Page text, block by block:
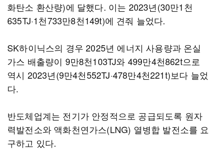
화탄소 환산량)에 달했다. 이는 2023년(30만1천
635TJ·1천733만8천149t)에 견줘 늘었다.
SK하이닉스의 경우 2025년 에너지 사용량과 온실
가스 배출량이 9만8천103TJ와 499만4천862t으로
역시 2023년(9만4천552TJ·478만4천221t)보다 늘었
다.
반도체업계는 전기가 안정적으로 공급되도록 원자
력발전소와 액화천연가스(LNG) 열병합 발전소를 요
구하고 있다.